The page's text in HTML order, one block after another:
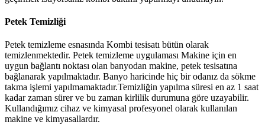
Petek Temizliği
Petek temizleme esnasında Kombi tesisatı bütün olarak
temizlenmektedir. Petek temizleme uygulaması Makine için en
uygun bağlantı noktası olan banyodan makine, petek tesisatına
bağlanarak yapılmaktadır. Banyo haricinde hiç bir odanız da sökme
takma işlemi yapılmamaktadır.Temizliğin yapılma süresi en az 1 saat
kadar zaman sürer ve bu zaman kirlilik durumuna göre uzayabilir.
Kullandığımız cihaz ve kimyasal profesyonel olarak kullanılan
makine ve kimyasallardır.